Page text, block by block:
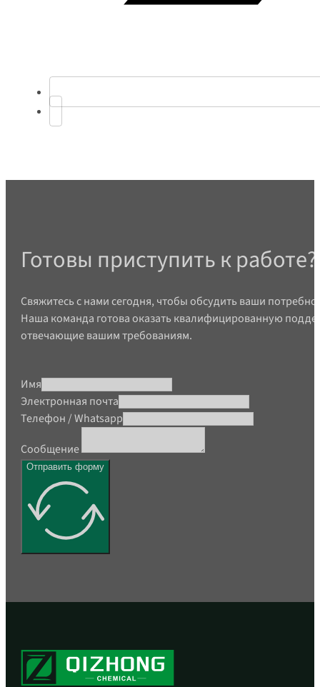
Готовы приступить к работе?
Свяжитесь с нами сегодня, чтобы обсудить ваши
Наша команда готова оказать квалифицированную
отвечающие вашим требованиям.
Имя
Электронная почта
Телефон / Whatsapp
Сообщение
Отправить форму